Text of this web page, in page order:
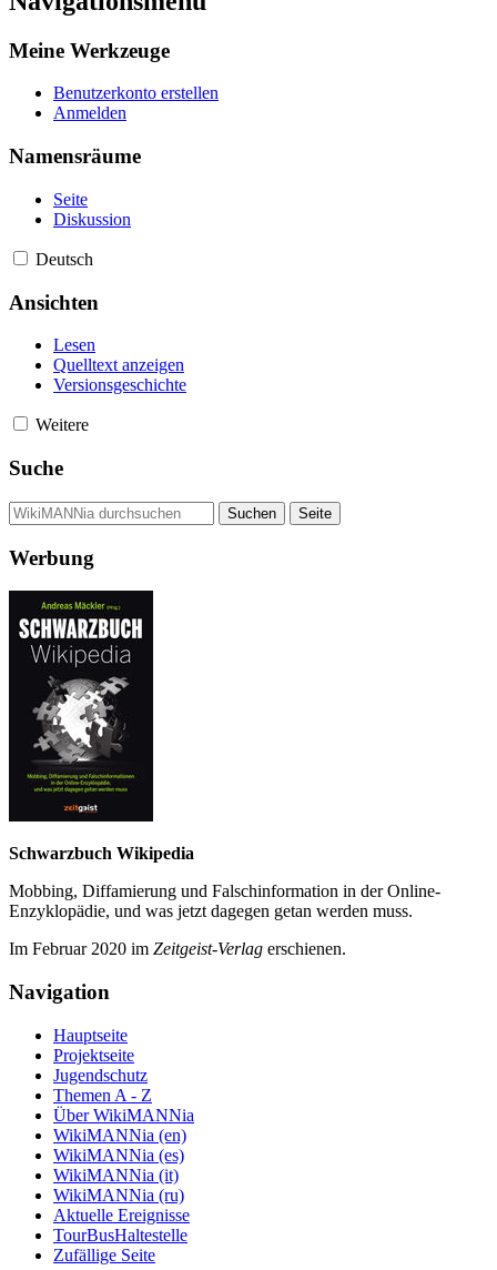
Meine Werkzeuge
Benutzerkonto erstellen
Anmelden
Namensräume
Seite
Diskussion
Deutsch
Ansichten
Lesen
Quelltext anzeigen
Versionsgeschichte
Weitere
Suche
Werbung
Schwarzbuch Wikipedia
Mobbing, Diffamierung und Falsch­information in der Online-
Enzyklo­pädie, und was jetzt da­gegen getan werden muss.
Im Februar 2020 im Zeit­geist-Verlag erschienen.
Navigation
Hauptseite
Projektseite
Jugendschutz
Themen A - Z
Über WikiMANNia
WikiMANNia (en)
WikiMANNia (es)
WikiMANNia (it)
WikiMANNia (ru)
Aktuelle Ereignisse
TourBusHaltestelle
Zufällige Seite